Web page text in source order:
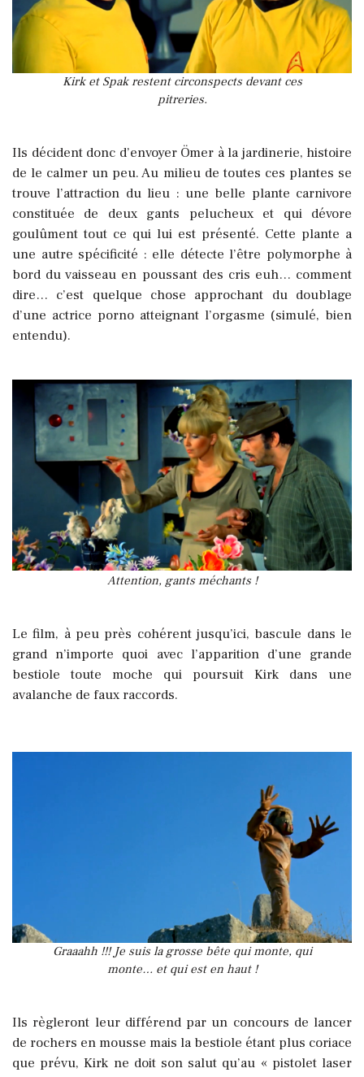
Kirk et Spak restent circonspects devant ces
pitreries.
Ils décident donc d’envoyer Ömer à la jardinerie, histoire
de le calmer un peu. Au milieu de toutes ces plantes se
trouve l’attraction du lieu : une belle plante carnivore
constituée de deux gants pelucheux et qui dévore
goulûment tout ce qui lui est présenté. Cette plante a
une autre spécificité : elle détecte l’être polymorphe à
bord du vaisseau en poussant des cris euh… comment
dire… c’est quelque chose approchant du doublage
d’une actrice porno atteignant l’orgasme (simulé, bien
entendu).
Attention, gants méchants !
Le film, à peu près cohérent jusqu’ici, bascule dans le
grand n’importe quoi avec l’apparition d’une grande
bestiole toute moche qui poursuit Kirk dans une
avalanche de faux raccords.
Graaahh !!! Je suis la grosse bête qui monte, qui
monte… et qui est en haut !
Ils règleront leur différend par un concours de lancer
de rochers en mousse mais la bestiole étant plus coriace
que prévu, Kirk ne doit son salut qu’au « pistolet laser